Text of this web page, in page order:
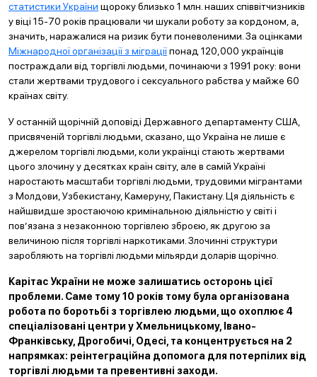
статистики України щороку близько 1 млн. наших співвітчизників
у віці 15-70 років працювали чи шукали роботу за кордоном, а,
значить, наражалися на ризик бути поневоленими. За оцінками
Міжнародної організації з міграціїпонад 120,000 українців
постраждали від торгівлі людьми, починаючи з 1991 року: вони
стали жертвами трудового і сексуального рабства у майже 60
країнах світу.
У останній щорічній доповіді Державного департаменту США,
присвяченій торгівлі людьми, сказано, що Україна не лише є
джерелом торгівлі людьми, коли українці стають жертвами
цього злочину у десятках країн світу, але в самій Україні
наростають масштаби торгівлі людьми, трудовими мігрантами
з Молдови, Узбекистану, Камеруну, Пакистану. Ця діяльність є
найшвидше зростаючою кримінальною діяльністю у світі і
пов’язана з незаконною торгівлею зброєю, як другою за
величиною після торгівлі наркотиками. Злочинні структури
заробляють на торгівлі людьми мільярди доларів щорічно.
Карітас України не може залишатись осторонь цієї
проблеми. Саме тому 10 років тому була організована
робота по боротьбі з торгівлею людьми, що охоплює 4
спеціалізовані центри у Хмельницькому, Івано-
Франківську, Дрогобичі, Одесі, та концентрується на 2
напрямках: реінтеграційна допомога для потерпілих від
торгівлі людьми та превентивні заходи.